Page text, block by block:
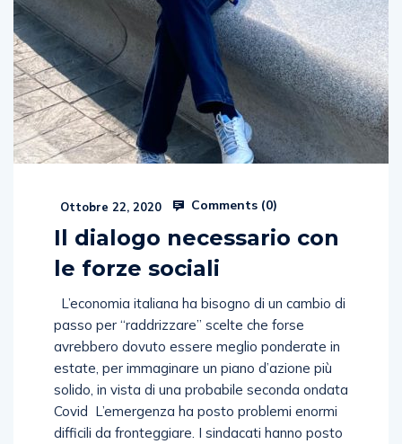
Ottobre 22, 2020 Comments (0)
Il dialogo necessario con
le forze sociali
L’economia italiana ha bisogno di un cambio di
passo per “raddrizzare” scelte che forse
avrebbero dovuto essere meglio ponderate in
estate, per immaginare un piano d’azione più
solido, in vista di una probabile seconda ondata
Covid L’emergenza ha posto problemi enormi
difficili da fronteggiare. I sindacati hanno posto